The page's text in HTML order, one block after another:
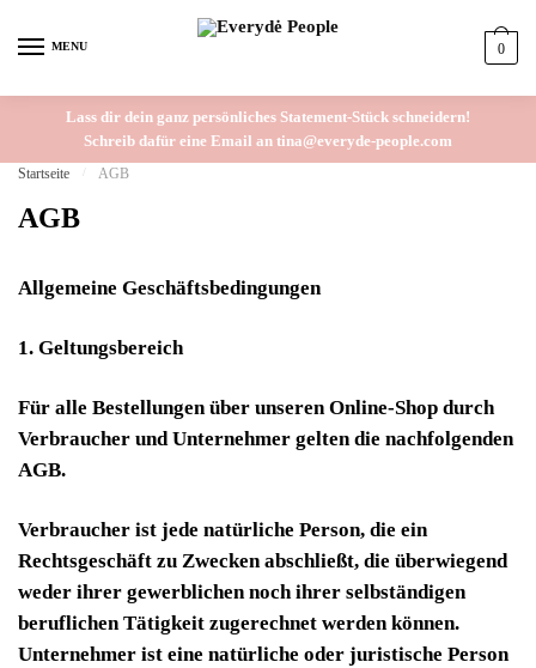
MENU 0
Lass dir dein ganz persönliches Statement-Stück schneidern!
Schreib dafür eine Email an tina@everyde-people.com
Startseite AGB
AGB
Allgemeine Geschäftsbedingungen
1. Geltungsbereich
Für alle Bestellungen über unseren Online-Shop durch
Verbraucher und Unternehmer gelten die nachfolgenden
AGB.
Verbraucher ist jede natürliche Person, die ein
Rechtsgeschäft zu Zwecken abschließt, die überwiegend
weder ihrer gewerblichen noch ihrer selbständigen
beruflichen Tätigkeit zugerechnet werden können.
Unternehmer ist eine natürliche oder juristische Person